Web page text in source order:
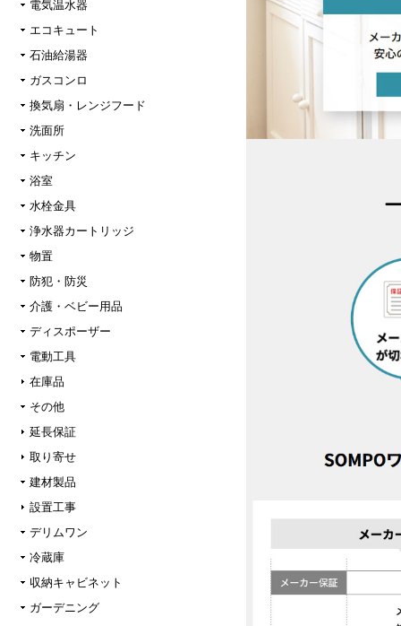
電気温水器
エコキュート
石油給湯器
ガスコンロ
換気扇・レンジフード
洗面所
キッチン
浴室
水栓金具
浄水器カートリッジ
物置
防犯・防災
介護・ベビー用品
ディスポーザー
電動工具
在庫品
その他
延長保証
取り寄せ
建材製品
設置工事
デリムワン
冷蔵庫
収納キャビネット
ガーデニング